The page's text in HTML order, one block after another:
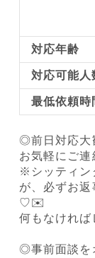
対応年齢
対応可能人
最低依頼時
◎前日対応大
お気軽にご連
※シッティン
が、必ずお
♡ ✉️
何もなければ
◎事前面談を